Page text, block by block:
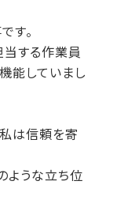
す。
する作業員
能していまし
は信頼を寄
ような立ち位